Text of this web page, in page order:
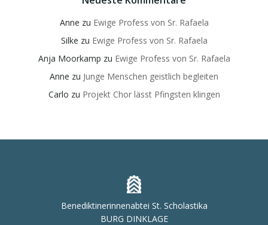
Anne zu Ewige Profess von Sr. Rafaela
Silke zu Ewige Profess von Sr. Rafaela
Anja Moorkamp zu Ewige Profess von Sr. Rafaela
Anne zu Junge Menschen geistlich begleiten
Carlo zu Projekt Chor lässt Pfingsten klingen
Benediktinerinnenabtei St. Scholastika
BURG DINKLAGE